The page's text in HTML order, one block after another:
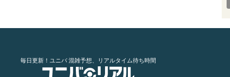
毎日更新！ユニバ 混雑予想、リアルタイム待ち時間